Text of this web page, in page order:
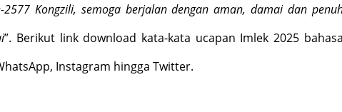
Kongzili, semoga berjalan dengan aman, damai dan
”. Berikut link download kata-kata ucapan Imlek 2025 bahasa
Instagram hingga Twitter.